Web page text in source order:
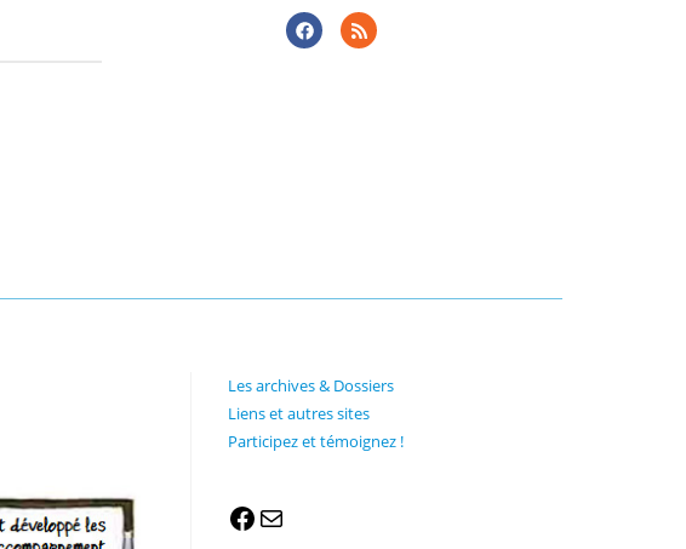
Les archives & Dossiers
Liens et autres sites
Participez et témoignez !